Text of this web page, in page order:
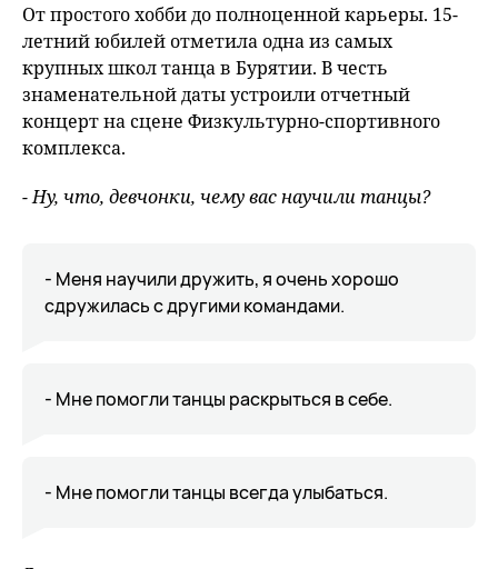
От простого хобби до полноценной карьеры. 15-
летний юбилей отметила одна из самых
крупных школ танца в Бурятии. В честь
знаменательной даты устроили отчетный
концерт на сцене Физкультурно-спортивного
комплекса.
- Ну, что, девчонки, чему вас научили танцы?
- Меня научили дружить, я очень хорошо
сдружилась с другими командами.
- Мне помогли танцы раскрыться в себе.
- Мне помогли танцы всегда улыбаться.